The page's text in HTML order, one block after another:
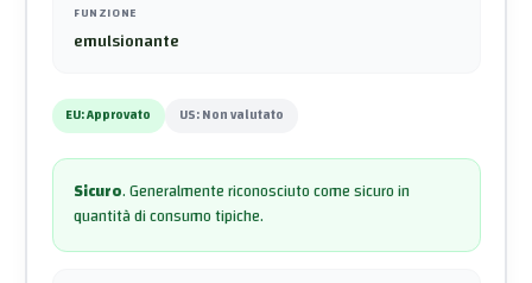
FUNZIONE
emulsionante
EU:Approvato US:Non valutato
Sicuro.Generalmente riconosciuto come sicuro in
quantità di consumo tipiche.